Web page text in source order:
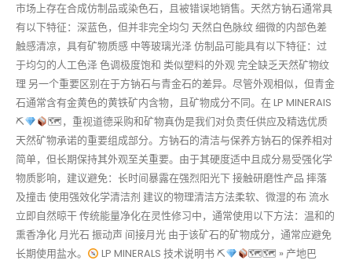
市场上存在合成仿制品或染色石，且被错误地销售。天然方钠石通常具
有以下特征：深蓝色，但并非完全均匀 天然白色脉纹 细微的内部色差
触感清凉，具有矿物质感 中等玻璃光泽 仿制品可能具有以下特征：过
于均匀的人工色泽 色调极度饱和 类似塑料的外观 完全缺乏天然矿物纹
理 另一个重要区别在于方钠石与青金石的差异。尽管外观相似，但青金
石通常含有金黄色的黄铁矿内含物，且矿物成分不同。在 LP MINERAIS
⛏
🗺，重视道德采购和矿物真伪是我们对负责任供应及精选优质
天然矿物承诺的重要组成部分。方钠石的清洁与保养方钠石的保养相对
简单，但长期保持其外观至关重要。由于其硬度适中且成分易受强化学
物质影响，建议避免：长时间暴露在强烈阳光下 接触研磨性产品 摔落
及撞击 使用强效化学清洁剂 建议的物理清洁方法柔软、微湿的布 流水
立即自然晾干 传统能量净化在灵性修习中，通常使用以下方法：温和的
熏香净化 月光石 振动声 间接月光 由于该矿石的矿物成分，通常应避免
长期使用盐水。
LP MINERALS 技术说明书 ⛏
🗺🗺 » 产地巴